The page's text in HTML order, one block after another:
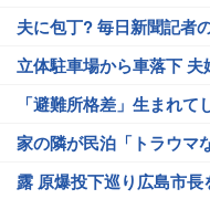
夫に包丁? 毎日新聞記者
立体駐車場から車落下 夫
「避難所格差」生まれて
家の隣が民泊「トラウマ
露 原爆投下巡り広島市長